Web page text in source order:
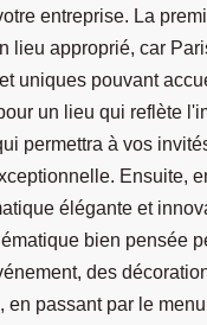
entreprise. La
lieu approprié, car
uniques pouvant
un lieu qui reflète
permettra à vos
Ensuite,
élégante et
bien pensée
des
en passant par le